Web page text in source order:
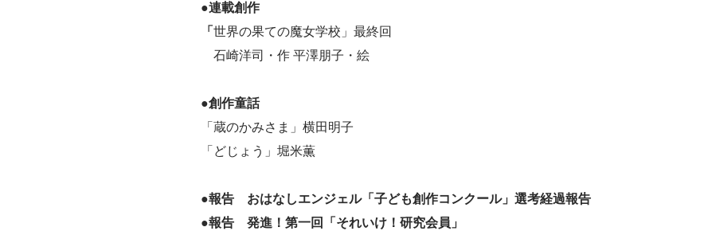
●連載創作
「 世界の果ての魔女学校」最終回
石崎洋司・作 平澤朋子・絵
●創作童話
「蔵のかみさま」横田明子
「どじょう」堀米薫
●報告 おはなしエンジェル「子ども創作コンクール」選考経過報告
●報告 発進！第一回「それいけ！研究会員」